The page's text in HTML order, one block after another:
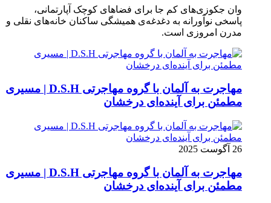
وان جکوزی‌های کم‌ جا برای فضاهای کوچک آپارتمانی،
پاسخی نوآورانه به دغدغه‌ی همیشگی ساکنان خانه‌های نقلی و
مدرن امروزی ا‌ست.
مهاجرت به آلمان با گروه مهاجرتی D.S.H | مسیری
مطمئن برای آینده‌ای درخشان
26 آگوست 2025
مهاجرت به آلمان با گروه مهاجرتی D.S.H | مسیری
مطمئن برای آینده‌ای درخشان